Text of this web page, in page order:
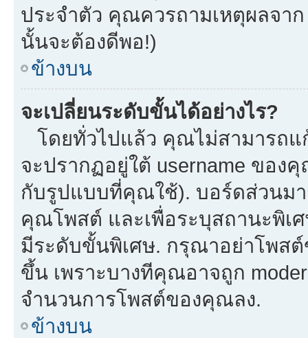
ประจำตัว คุณควรถามเหตุผลจาก
นั้นจะต้องดีพอ!)
ข้างบน
จะเปลี่ยนระดับขั้นได้อย่างไร?
โดยทั่วไปแล้ว คุณไม่สามารถ
จะปรากฏอยู่ใต้ username ขอ
กับรูปแบบที่คุณใช้). บอร์ดส่วนม
คุณโพสต์ และเพื่อระบุสถานะพิเศ
มีระดับขั้นพิเศษ. กรุณาอย่าโพส
ขึ้น เพราะบางทีคุณอาจถูก
จำนวนการโพสต์ของคุณลง.
ข้างบน